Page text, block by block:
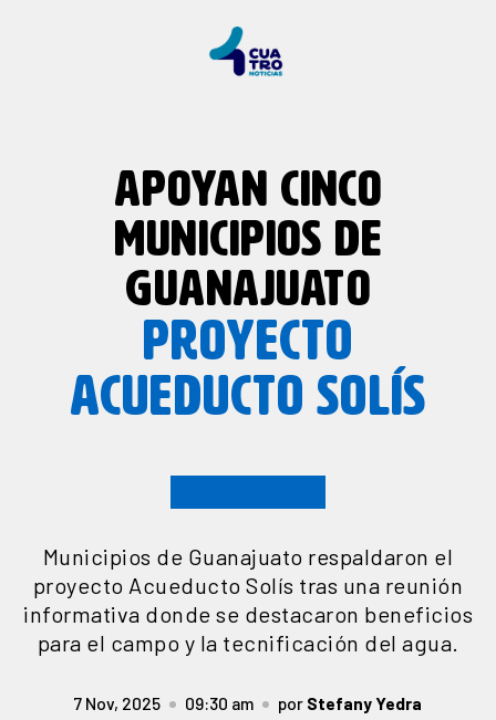
APOYAN CINCO
MUNICIPIOS DE
GUANAJUATO
PROYECTO
ACUEDUCTO SOLÍS
Municipios de Guanajuato respaldaron el
proyecto Acueducto Solís tras una reunión
informativa donde se destacaron beneficios
para el campo y la tecnificación del agua.
7 Nov, 2025 09:30 am por Stefany Yedra